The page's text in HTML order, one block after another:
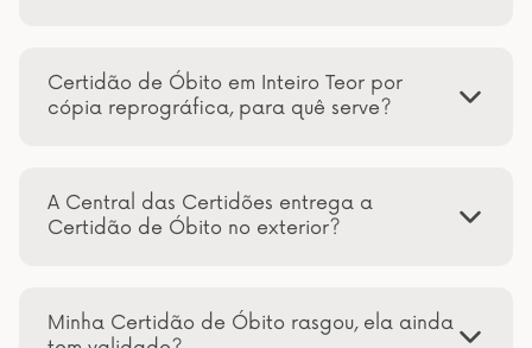
Certidão de Óbito em Inteiro Teor por
cópia reprográfica, para quê serve?
A Central das Certidões entrega a
Certidão de Óbito no exterior?
Minha Certidão de Óbito rasgou, ela ainda